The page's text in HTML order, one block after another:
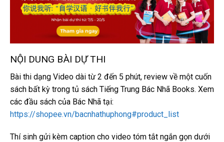
NỘI DUNG BÀI DỰ THI
Bài thi dạng Video dài từ 2 đến 5 phút, review về một cuốn
sách bất kỳ trong tủ sách Tiếng Trung Bác Nhã Books. Xem
các đầu sách của Bác Nhã tại:
https://shopee.vn/bacnhathuphong#product_list
Thí sinh gửi kèm caption cho video tóm tắt ngắn gọn dưới